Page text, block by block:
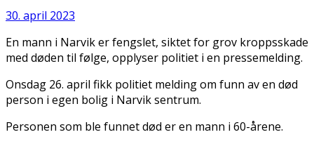
30. april 2023
En mann i Narvik er fengslet, siktet for grov kroppsskade
med døden til følge, opplyser politiet i en pressemelding.
Onsdag 26. april fikk politiet melding om funn av en død
person i egen bolig i Narvik sentrum.
Personen som ble funnet død er en mann i 60-årene.